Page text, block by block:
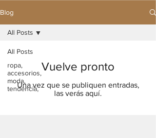
Blog
All Posts
ropa,
accesorios,
moda,
tendencia,
All Posts
Vuelve pronto
Una vez que se publiquen entradas,
las verás aquí.